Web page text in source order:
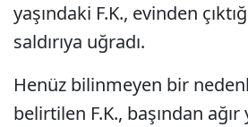
yaşındaki F.K., evinden
saldırıya uğradı.
Henüz bilinmeyen bir
belirtilen F.K., başından ağır